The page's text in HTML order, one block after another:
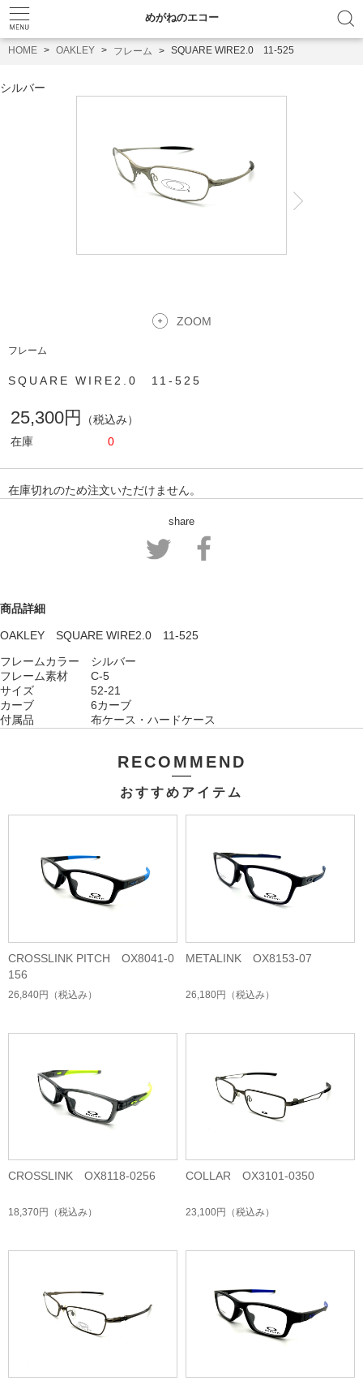
めがねのエコー
HOME OAKLEY フレーム SQUARE WIRE2.0 11-525
シルバー
ZOOM
フレーム
SQUARE WIRE2.0 11-525
25,300円
（税込み）
在庫
0
在庫切れのため注文いただけません。
share
商品詳細
OAKLEY SQUARE WIRE2.0 11-525
フレームカラー シルバー
フレーム素材 C-5
サイズ 52-21
カーブ 6カーブ
付属品 布ケース・ハードケース
RECOMMEND
おすすめアイテム
CROSSLINK PITCH OX8041-0
156
26,840円 （税込み）
METALINK OX8153-07
26,180円 （税込み）
CROSSLINK OX8118-0256
18,370円 （税込み）
COLLAR OX3101-0350
23,100円 （税込み）